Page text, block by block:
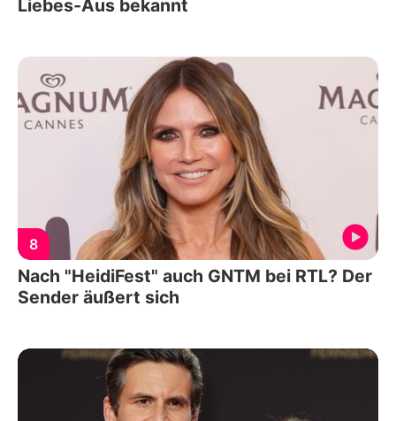
Liebes-Aus bekannt
8
Nach "HeidiFest" auch GNTM bei RTL? Der
Sender äußert sich